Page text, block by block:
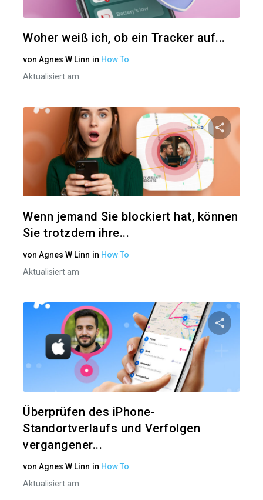
Woher weiß ich, ob ein Tracker auf...
von Agnes W Linn in How To
Aktualisiert am
Wenn jemand Sie blockiert hat, können
Sie trotzdem ihre...
von Agnes W Linn in How To
Aktualisiert am
Diesen
Überprüfen des iPhone-
Standortverlaufs und Verfolgen
vergangener...
von Agnes W Linn in How To
Aktualisiert am